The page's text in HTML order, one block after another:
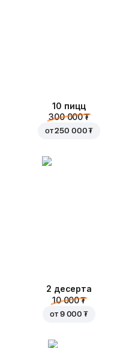
10 пицц
300 000 ₮
от250 000 ₮
2 десерта
10 000 ₮
от 9 000 ₮